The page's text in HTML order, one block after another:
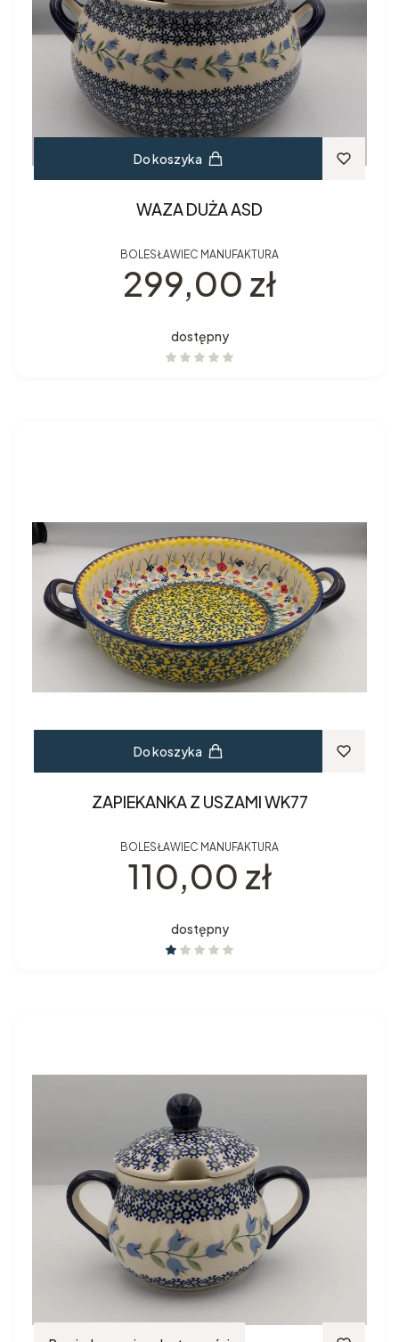
Do koszyka
WAZA DUŻA ASD
BOLESŁAWIEC MANUFAKTURA
Cena
299,00 zł
dostępny
Do koszyka
ZAPIEKANKA Z USZAMI WK77
BOLESŁAWIEC MANUFAKTURA
Cena
110,00 zł
dostępny